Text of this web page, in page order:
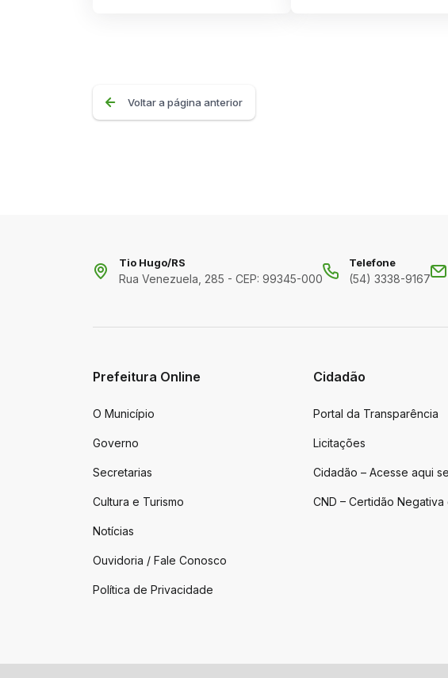
Voltar a página anterior
Tio Hugo/RS
Rua Venezuela, 285 - CEP: 99345-000
Telefone
(54) 3338-9167
Prefeitura Online
O Município
Governo
Secretarias
Cultura e Turismo
Notícias
Ouvidoria / Fale Conosco
Política de Privacidade
Cidadão
Portal da Transparência
Licitações
Cidadão – Acesse aqui
CND – Certidão